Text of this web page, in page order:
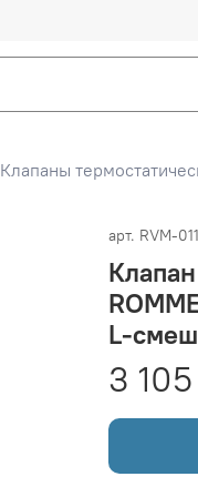
Клапаны
арт. RVM-
L-
3